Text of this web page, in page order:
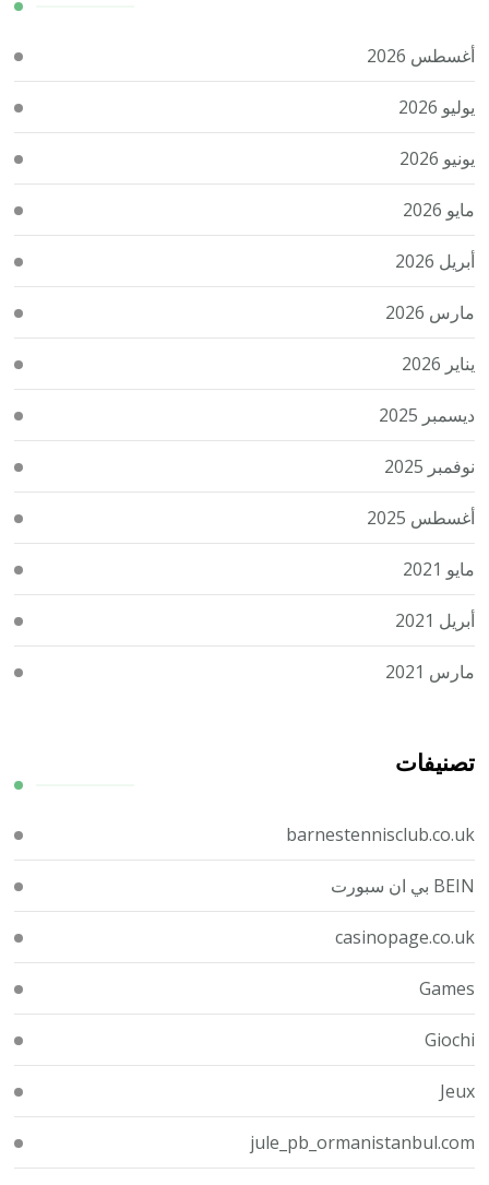
أغسطس 2026
يوليو 2026
يونيو 2026
مايو 2026
أبريل 2026
مارس 2026
يناير 2026
ديسمبر 2025
نوفمبر 2025
أغسطس 2025
مايو 2021
أبريل 2021
مارس 2021
تصنيفات
barnestennisclub.co.uk
BEIN بي ان سبورت
casinopage.co.uk
Games
Giochi
Jeux
jule_pb_ormanistanbul.com